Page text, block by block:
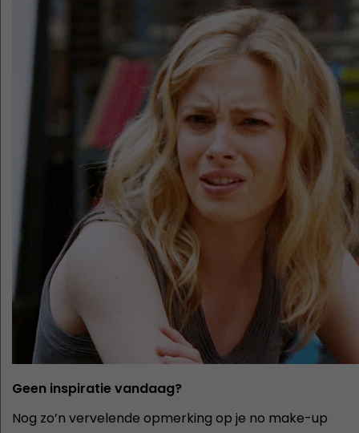
Geen inspiratie vandaag?
Nog zo’n vervelende opmerking op je no make-up